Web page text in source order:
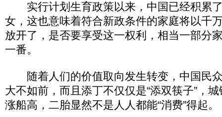
实行计划生育政策以来，中国已经积累
女，这也意味着符合新政条件的家庭将以千
放开了，是否要享受这一权利，相当一部分
一番。
随着人们的价值取向发生转变，中国民
大不如前，而且添丁不仅仅是“添双筷子”，
涨船高，二胎显然不是人人都能“消费”得起。